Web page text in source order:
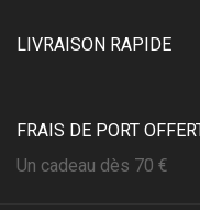
LIVRAISON RAPIDE
FRAIS DE PORT
Un cadeau dès 70 €